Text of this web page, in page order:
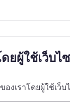
ยผู้ใช้เว็บไ
งเราโดยผู้ใช้เว็